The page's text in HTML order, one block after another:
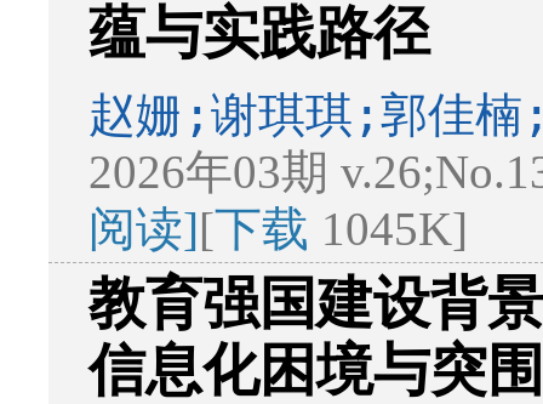
蕴与实践路径
赵姗;谢琪琪;郭佳
2026年03期
阅读][下载 1045K]
教育强国建设背
信息化困境与突